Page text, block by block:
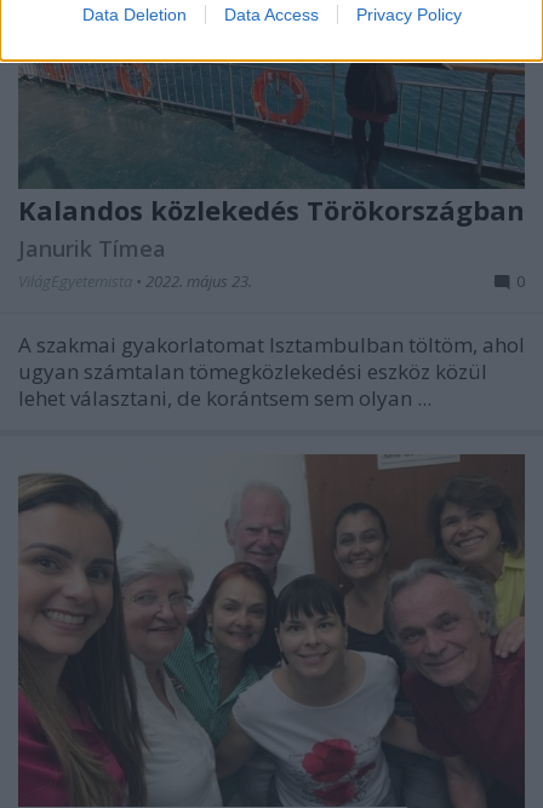
Data Deletion Data Access Privacy Policy
Kalandos közlekedés Törökországban
Janurik Tímea
VilágEgyetemista • 2022. május 23. 0
A szakmai gyakorlatomat Isztambulban töltöm, ahol
ugyan számtalan tömegközlekedési eszköz közül
lehet választani, de korántsem sem olyan ...